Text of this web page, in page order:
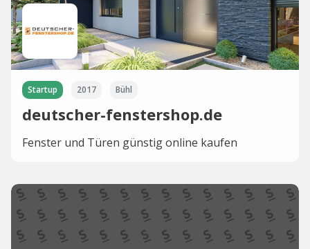
Startup 2017 Bühl
deutscher-fenstershop.de
Fenster und Türen günstig online kaufen